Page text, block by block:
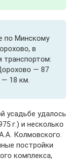
по Минскому
в
транспортом:
— 87
18 км.
усадьбе удалось
г.) и несколько
Колмовского.
постройки
комплекса,